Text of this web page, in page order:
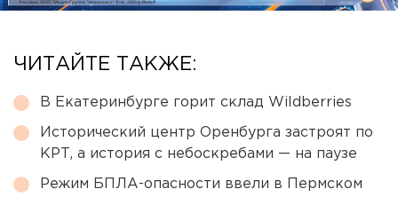
ЧИТАЙТЕ ТАКЖЕ:
В Екатеринбурге горит склад Wildberries
Исторический центр Оренбурга застроят по
КРТ, а история с небоскребами — на паузе
Режим БПЛА-опасности ввели в Пермском